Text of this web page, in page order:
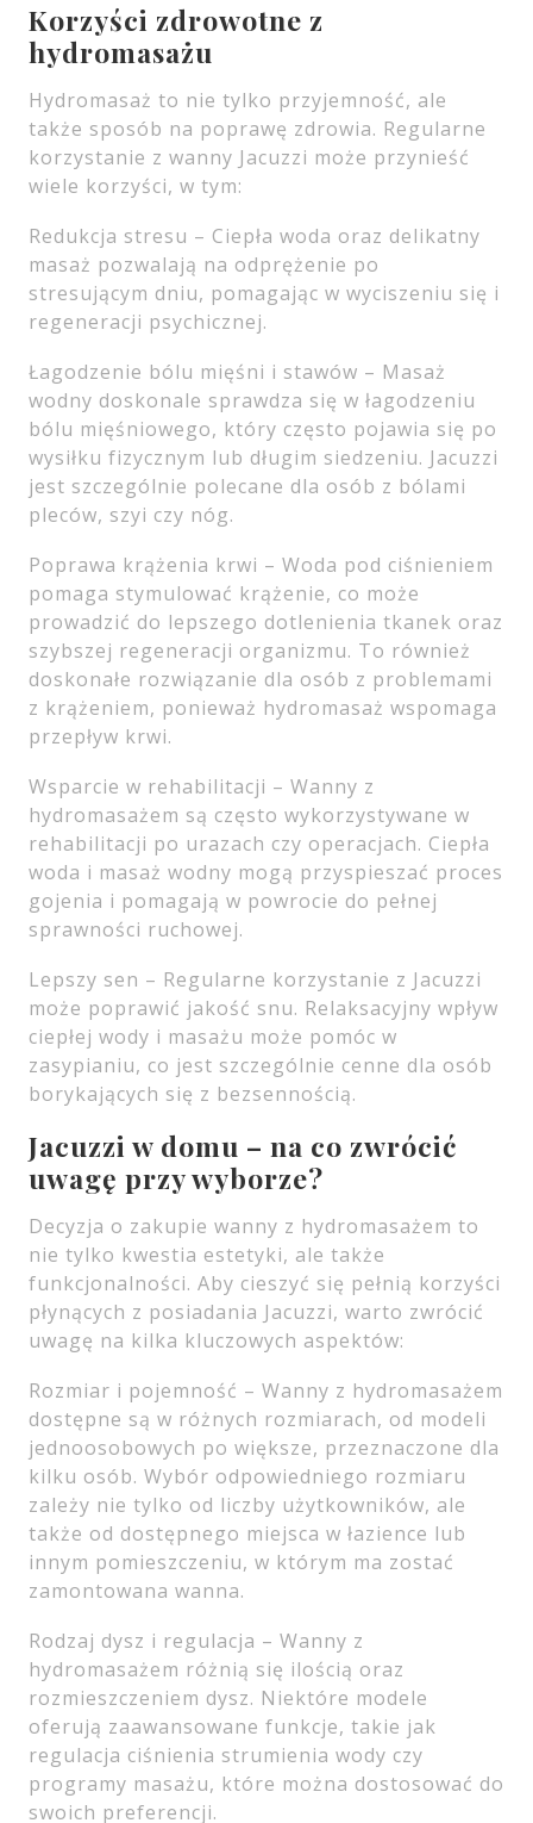
Korzyści zdrowotne z
hydromasażu
Hydromasaż to nie tylko przyjemność, ale
także sposób na poprawę zdrowia. Regularne
korzystanie z wanny Jacuzzi może przynieść
wiele korzyści, w tym:
Redukcja stresu – Ciepła woda oraz delikatny
masaż pozwalają na odprężenie po
stresującym dniu, pomagając w wyciszeniu się i
regeneracji psychicznej.
Łagodzenie bólu mięśni i stawów – Masaż
wodny doskonale sprawdza się w łagodzeniu
bólu mięśniowego, który często pojawia się po
wysiłku fizycznym lub długim siedzeniu. Jacuzzi
jest szczególnie polecane dla osób z bólami
pleców, szyi czy nóg.
Poprawa krążenia krwi – Woda pod ciśnieniem
pomaga stymulować krążenie, co może
prowadzić do lepszego dotlenienia tkanek oraz
szybszej regeneracji organizmu. To również
doskonałe rozwiązanie dla osób z problemami
z krążeniem, ponieważ hydromasaż wspomaga
przepływ krwi.
Wsparcie w rehabilitacji – Wanny z
hydromasażem są często wykorzystywane w
rehabilitacji po urazach czy operacjach. Ciepła
woda i masaż wodny mogą przyspieszać proces
gojenia i pomagają w powrocie do pełnej
sprawności ruchowej.
Lepszy sen – Regularne korzystanie z Jacuzzi
może poprawić jakość snu. Relaksacyjny wpływ
ciepłej wody i masażu może pomóc w
zasypianiu, co jest szczególnie cenne dla osób
borykających się z bezsennością.
Jacuzzi w domu – na co zwrócić
uwagę przy wyborze?
Decyzja o zakupie wanny z hydromasażem to
nie tylko kwestia estetyki, ale także
funkcjonalności. Aby cieszyć się pełnią korzyści
płynących z posiadania Jacuzzi, warto zwrócić
uwagę na kilka kluczowych aspektów:
Rozmiar i pojemność – Wanny z hydromasażem
dostępne są w różnych rozmiarach, od modeli
jednoosobowych po większe, przeznaczone dla
kilku osób. Wybór odpowiedniego rozmiaru
zależy nie tylko od liczby użytkowników, ale
także od dostępnego miejsca w łazience lub
innym pomieszczeniu, w którym ma zostać
zamontowana wanna.
Rodzaj dysz i regulacja – Wanny z
hydromasażem różnią się ilością oraz
rozmieszczeniem dysz. Niektóre modele
oferują zaawansowane funkcje, takie jak
regulacja ciśnienia strumienia wody czy
programy masażu, które można dostosować do
swoich preferencji.